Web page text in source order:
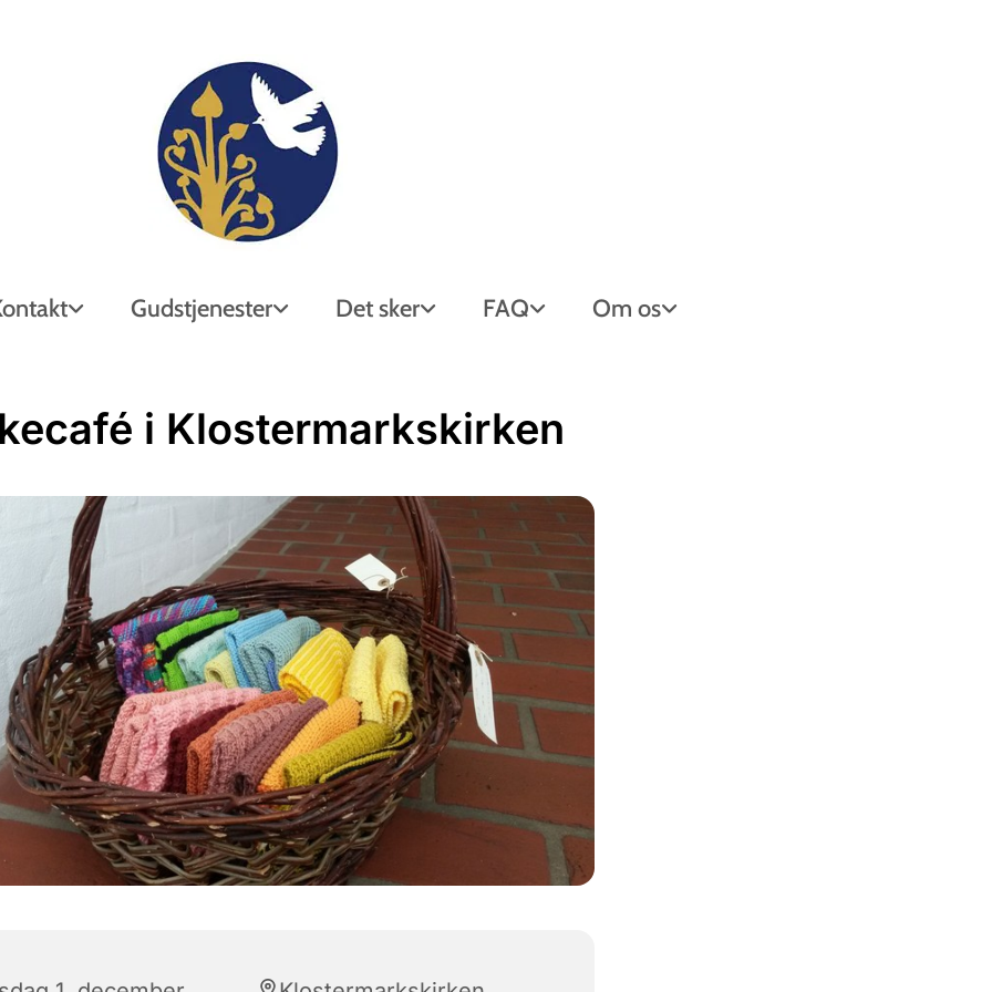
Gudstjenester Det sker FAQ Om os
i Klostermarkskirken